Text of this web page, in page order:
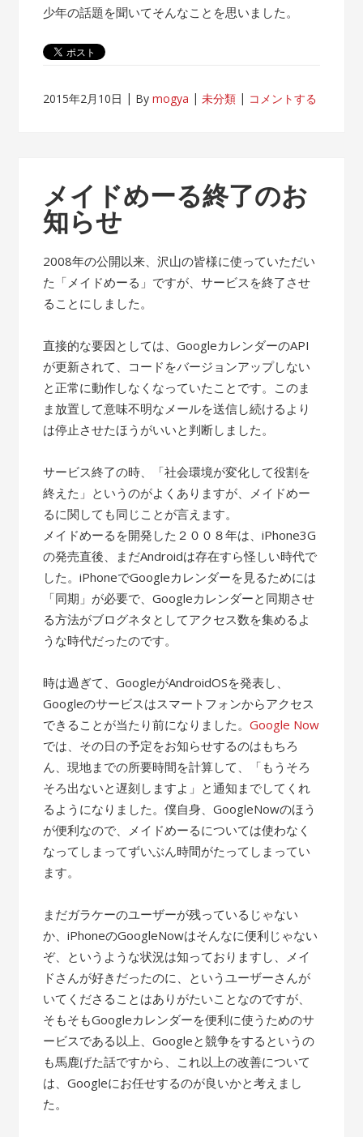
少年の話題を聞いてそんなことを思いました。
2015年2月10日 Bymogya 未分類 コメントする
メイドめーる終了のお
知らせ
2008年の公開以来、沢山の皆様に使っていただい
た「メイドめーる」ですが、サービスを終了させ
ることにしました。
直接的な要因としては、GoogleカレンダーのAPI
が更新されて、コードをバージョンアップしない
と正常に動作しなくなっていたことです。このま
ま放置して意味不明なメールを送信し続けるより
は停止させたほうがいいと判断しました。
サービス終了の時、「社会環境が変化して役割を
終えた」というのがよくありますが、メイドめー
るに関しても同じことが言えます。
メイドめーるを開発した２００８年は、iPhone3G
の発売直後、まだAndroidは存在すら怪しい時代で
した。iPhoneでGoogleカレンダーを見るためには
「同期」が必要で、Googleカレンダーと同期させ
る方法がブログネタとしてアクセス数を集めるよ
うな時代だったのです。
時は過ぎて、GoogleがAndroidOSを発表し、
Googleのサービスはスマートフォンからアクセス
できることが当たり前になりました。Google Now
では、その日の予定をお知らせするのはもちろ
ん、現地までの所要時間を計算して、「もうそろ
そろ出ないと遅刻しますよ」と通知までしてくれ
るようになりました。僕自身、GoogleNowのほう
が便利なので、メイドめーるについては使わなく
なってしまってずいぶん時間がたってしまってい
ます。
まだガラケーのユーザーが残っているじゃない
か、iPhoneのGoogleNowはそんなに便利じゃない
ぞ、というような状況は知っておりますし、メイ
ドさんが好きだったのに、というユーザーさんが
いてくださることはありがたいことなのですが、
そもそもGoogleカレンダーを便利に使うためのサ
ービスである以上、Googleと競争をするというの
も馬鹿げた話ですから、これ以上の改善について
は、Googleにお任せするのが良いかと考えまし
た。